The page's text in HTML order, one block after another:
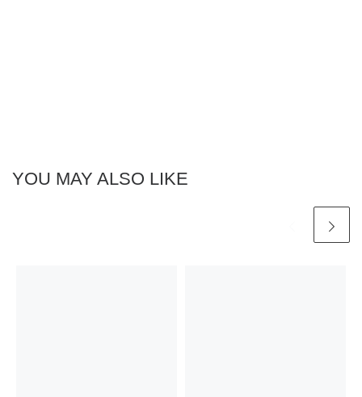
YOU MAY ALSO LIKE